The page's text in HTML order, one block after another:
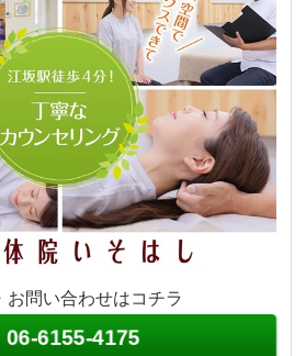
お問い合わせはコチラ
06-6155-4175